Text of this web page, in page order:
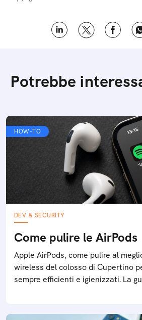
Potrebbe
HOW-TO
DEV & SECURITY
Come pulire le AirPods
Apple AirPods, come pulire al
wireless del colosso di Cupertino
sempre efficienti e igienizzati. La